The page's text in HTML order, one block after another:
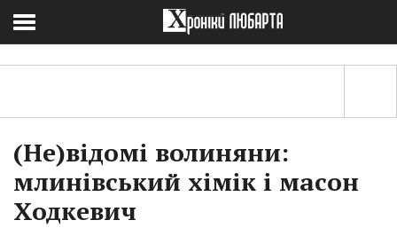
(Не)відомі волиняни:
млинівський хімік і масон
Ходкевич